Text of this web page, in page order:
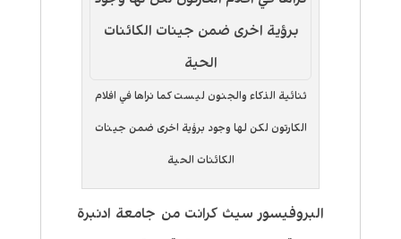
ثنائية الذكاء والجنون ليست كما نراها في افلام
الكارتون لكن لها وجود برؤية اخرى ضمن جينات
الكائنات الحية
البروفيسور سيث كرانت من جامعة ادنبرة